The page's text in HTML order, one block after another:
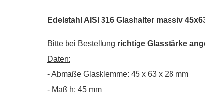
Edelstahl AISI 316 Glashalter massiv
Bitte bei Bestellung richtige Glasstärke
Daten:
- Abmaße Glasklemme: 45 x 63 x 28 mm
- Maß h: 45 mm